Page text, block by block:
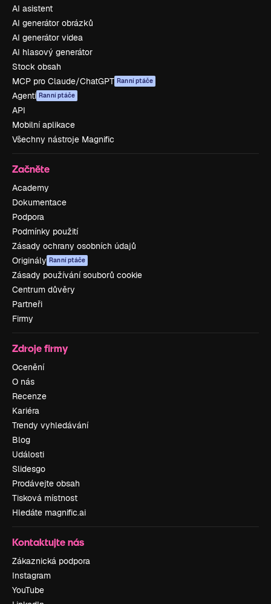
AI asistent
AI generátor obrázků
AI generátor videa
AI hlasový generátor
Stock obsah
MCP pro Claude/ChatGPT Ranní ptáče
Agenti Ranní ptáče
API
Mobilní aplikace
Všechny nástroje Magnific
Začněte
Academy
Dokumentace
Podpora
Podmínky použití
Zásady ochrany osobních údajů
Originály Ranní ptáče
Zásady používání souborů cookie
Centrum důvěry
Partneři
Firmy
Zdroje firmy
Ocenění
O nás
Recenze
Kariéra
Trendy vyhledávání
Blog
Události
Slidesgo
Prodávejte obsah
Tisková místnost
Hledáte magnific.ai
Kontaktujte nás
Zákaznická podpora
Instagram
YouTube